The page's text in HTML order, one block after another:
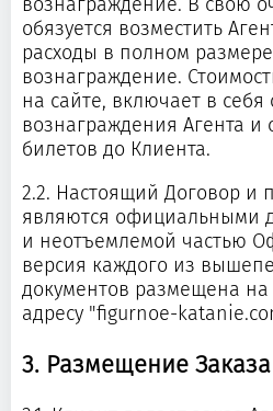
обязуется возместить
расходы в полном
вознаграждение.
на сайте, включает в себя
вознаграждения Агента и
билетов до Клиента.
2.2. Настоящий Договор и
являются официальными
и неотъемлемой частью
версия каждого из
документов размещена
адресу "figurnoe-
3. Размещение Заказа